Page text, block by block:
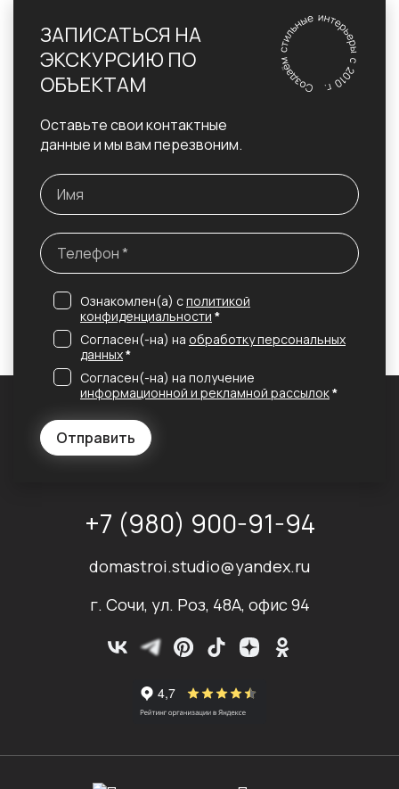
ЗАПИСАТЬСЯ НА
ЭКСКУРСИЮ ПО
ОБЪЕКТАМ
Оставьте свои контактные
данные и мы вам перезвоним.
Отправить
Ознакомлен(а) сполитикой
конфиденциальности *
Согласен(-на) на обработку персональных
данных*
Согласен(-на) на получение
информационной и рекламной рассылок*
+7 (980) 900-91-94
domastroi.studio@yandex.ru
г. Сочи, ул. Роз, 48А, офис 94